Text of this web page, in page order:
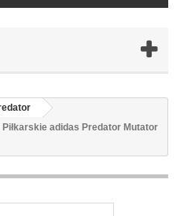
Piłkarskie adidas Predator Mutator